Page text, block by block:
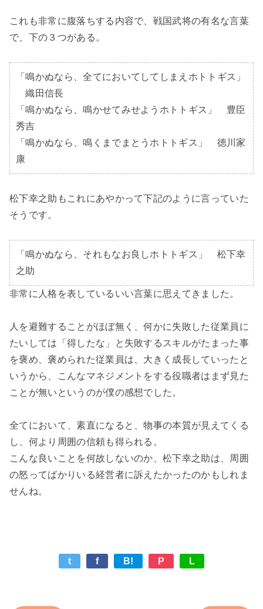
これも非常に腹落ちする内容で、戦国武将の有名な言葉
で、下の３つがある。
「鳴かぬなら、全てにおいてしてしまえホトトギス」
織田信長
「鳴かぬなら、鳴かせてみせようホトトギス」　豊臣
秀吉
「鳴かぬなら、鳴くまでまとうホトトギス」　徳川家
康
松下幸之助もこれにあやかって下記のように言っていた
そうです。
「鳴かぬなら、それもなお良しホトトギス」　松下幸
之助
非常に人格を表しているいい言葉に思えてきました。
人を避難することがほぼ無く、何かに失敗した従業員に
たいしては「得したな」と失敗するスキルがたまった事
を褒め、褒められた従業員は、大きく成長していったと
いうから、こんなマネジメントをする役職者はまず見た
ことが無いというのが僕の感想でした。
全てにおいて、素直になると、物事の本質が見えてくる
し、何より周囲の信頼も得られる。
こんな良いことを何故しないのか、松下幸之助は、周囲
の怒ってばかりいる経営者に訴えたかったのかもしれま
t f B! P L